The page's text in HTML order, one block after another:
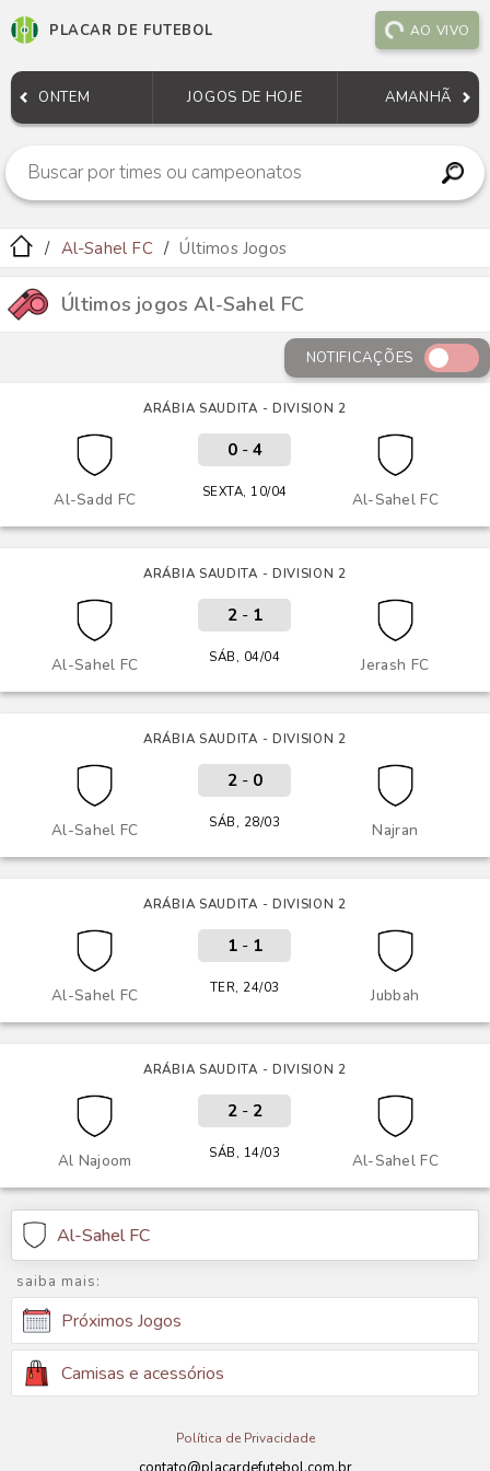
PLACAR DE FUTEBOL AO VIVO
ONTEM JOGOS DE HOJE AMANHÃ
Al-Sahel FC Últimos Jogos
Últimos jogos Al-Sahel FC
NOTIFICAÇÕES
ARÁBIA SAUDITA - DIVISION 2
Al-Sadd FC Al-Sahel FC
0- 4
SEXTA, 10/04
ARÁBIA SAUDITA - DIVISION 2
Al-Sahel FC Jerash FC
2- 1
SÁB, 04/04
ARÁBIA SAUDITA - DIVISION 2
Al-Sahel FC Najran
2- 0
SÁB, 28/03
ARÁBIA SAUDITA - DIVISION 2
Al-Sahel FC Jubbah
1- 1
TER, 24/03
ARÁBIA SAUDITA - DIVISION 2
Al Najoom Al-Sahel FC
2- 2
SÁB, 14/03
Al-Sahel FC
saiba mais:
Próximos Jogos
Camisas e acessórios
Política de Privacidade